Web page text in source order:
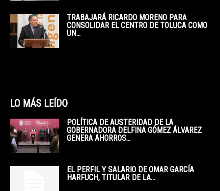
TRABAJARÁ RICARDO MORENO PARA
CONSOLIDAR EL CENTRO DE TOLUCA COMO
UN...
LO MÁS LEÍDO
POLÍTICA DE AUSTERIDAD DE LA
GOBERNADORA DELFINA GÓMEZ ÁLVAREZ
GENERA AHORROS...
EL PERFIL Y SALARIO DE OMAR GARCÍA
HARFUCH, TITULAR DE LA...